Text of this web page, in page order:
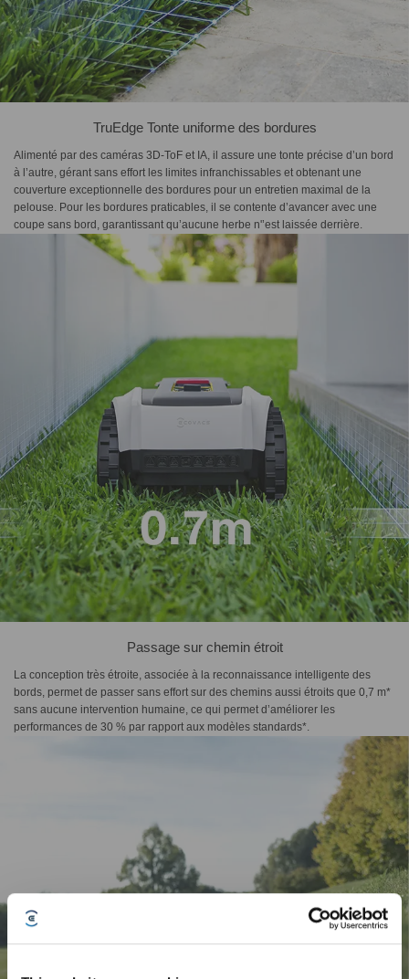
TruEdge Tonte uniforme des bordures
Alimenté par des caméras 3D-ToF et IA, il assure une tonte précise d’un bord
à l’autre, gérant sans effort les limites infranchissables et obtenant une
couverture exceptionnelle des bordures pour un entretien maximal de la
pelouse. Pour les bordures praticables, il se contente d’avancer avec une
coupe sans bord, garantissant qu’aucune herbe n'’est laissée derrière.
Passage sur chemin étroit
La conception très étroite, associée à la reconnaissance intelligente des
bords, permet de passer sans effort sur des chemins aussi étroits que 0,7 m*
sans aucune intervention humaine, ce qui permet d’améliorer les
performances de 30 % par rapport aux modèles standards*.